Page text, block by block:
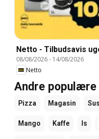
Netto - Tilbudsavis
08/08/2026- 14/08/2026
Netto
Andre populære
Pizza Magasin
Mango Kaffe Is